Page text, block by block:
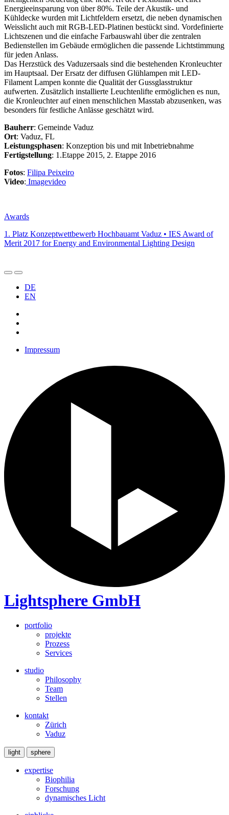
Energieeinsparung von über 80%. Teile der Akustik- und
Kühldecke wurden mit Lichtfeldern ersetzt, die neben dynamischen
Weisslicht auch mit RGB-LED-Platinen bestückt sind. Vordefinierte
Lichtszenen und die einfache Farbauswahl über die zentralen
Bedienstellen im Gebäude ermöglichen die passende Lichtstimmung
für jeden Anlass.
Das Herzstück des Vaduzersaals sind die bestehenden Kronleuchter
im Hauptsaal. Der Ersatz der diffusen Glühlampen mit LED-
Filament Lampen konnte die Qualität der Gussglasstruktur
aufwerten. Zusätzlich installierte Leuchtenlifte ermöglichen es nun,
die Kronleuchter auf einen menschlichen Masstab abzusenken, was
besonders für festliche Anlässe geschätzt wird.
Bauherr: Gemeinde Vaduz
Ort: Vaduz, FL
Leistungsphasen: Konzeption bis und mit Inbetriebnahme
Fertigstellung: 1.Etappe 2015, 2. Etappe 2016
Fotos: Filipa Peixeiro
Video: Imagevideo
Awards
1. Platz Konzeptwettbewerb Hochbauamt Vaduz • IES Award of
Merit 2017 for Energy and Environmental Lighting Design
DE
EN
Impressum
Lightsphere GmbH
portfolio
projekte
Prozess
Services
studio
Philosophy
Team
Stellen
kontakt
Zürich
Vaduz
light sphere
expertise
Biophilia
Forschung
dynamisches Licht